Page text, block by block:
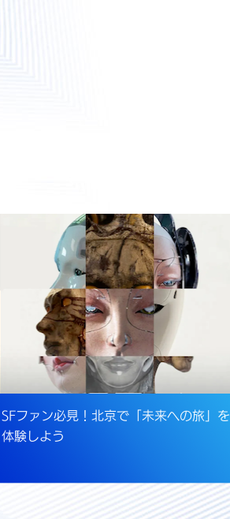
SFファン必見！北京で「未来への旅」を
体験しよう